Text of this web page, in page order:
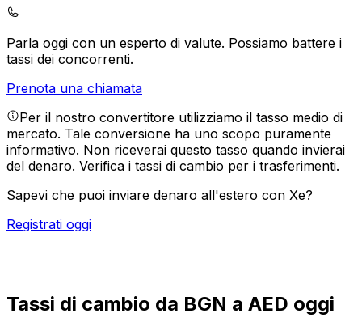
Parla oggi con un esperto di valute. Possiamo battere i
tassi dei concorrenti.
Prenota una chiamata
Per il nostro convertitore utilizziamo il tasso medio di
mercato. Tale conversione ha uno scopo puramente
informativo. Non riceverai questo tasso quando invierai
del denaro. Verifica i tassi di cambio per i trasferimenti.
Sapevi che puoi inviare denaro all'estero con Xe?
Registrati oggi
Tassi di cambio da BGN a AED oggi